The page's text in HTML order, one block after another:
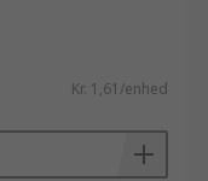
forvente
Du har ro i
kommer fra
RS tilbyder
produkter i
Kr. 1,61/enhed